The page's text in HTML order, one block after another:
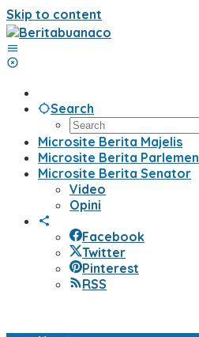
Skip to content
Search
Microsite Berita Majelis
Microsite Berita Parlemen
Microsite Berita Senator
Video
Opini
Facebook
Twitter
Pinterest
RSS